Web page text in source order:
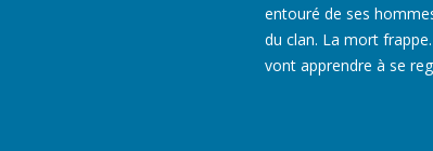
entouré de ses
du clan. La mort
vont apprendre à se